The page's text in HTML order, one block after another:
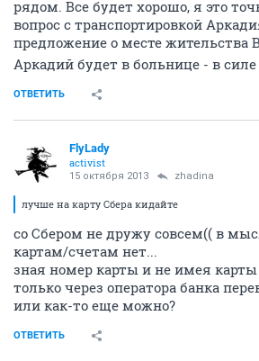
рядом. Все будет хорошо, я это
вопрос с транспортировкой
предложение о месте жительства
Аркадий будет в больнице - в силе
ОТВЕТИТЬ
FlyLady
activist
15 октября 2013 zhadina
лучше на карту Сбера кидайте
со Сбером не дружу совсем(( в
картам/счетам нет...
зная номер карты и не имея
только через оператора банка
или как-то еще можно?
ОТВЕТИТЬ